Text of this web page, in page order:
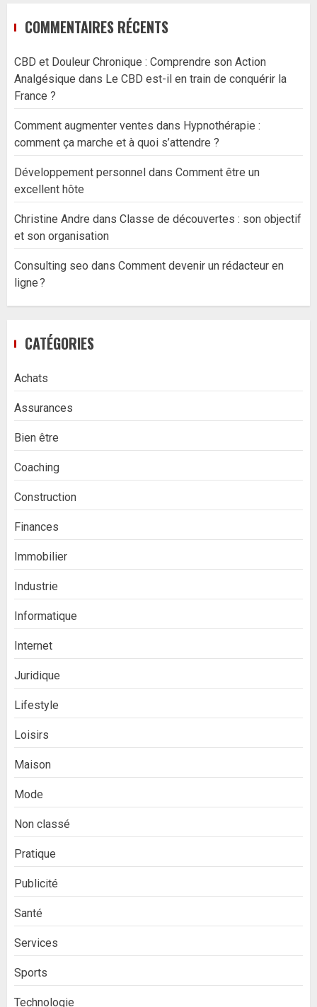
COMMENTAIRES RÉCENTS
CBD et Douleur Chronique : Comprendre son Action
Analgésique dans Le CBD est-il en train de conquérir la
France ?
Comment augmenter ventes dans Hypnothérapie :
comment ça marche et à quoi s’attendre ?
Développement personnel dans Comment être un
excellent hôte
Christine Andre dans Classe de découvertes : son objectif
et son organisation
Consulting seo dans Comment devenir un rédacteur en
ligne ?
CATÉGORIES
Achats
Assurances
Bien être
Coaching
Construction
Finances
Immobilier
Industrie
Informatique
Internet
Juridique
Lifestyle
Loisirs
Maison
Mode
Non classé
Pratique
Publicité
Santé
Services
Sports
Technologie